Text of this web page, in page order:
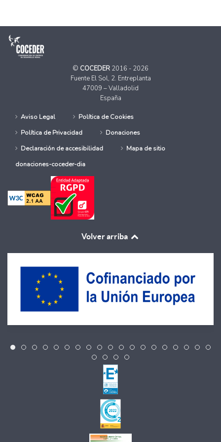
© COCEDER 2016 - 2026
Fuente El Sol, 2. Entreplanta
47009 – Valladolid
España
Aviso Legal
Política de Cookies
Política de Privacidad
Donaciones
Declaración de accesibilidad
Mapa de sitio
donaciones-coceder-dia
Volver arriba